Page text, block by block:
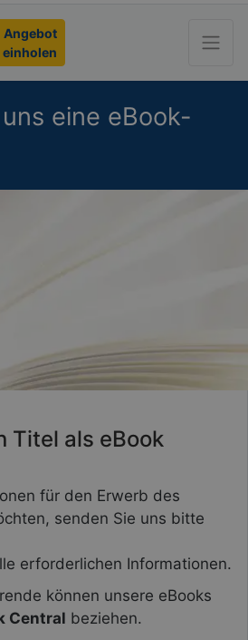
Angebot
einholen
eine eBook-
Titel als eBook
für den Erwerb des
senden Sie uns bitte
erforderlichen Informationen.
können unsere eBooks
Central beziehen.